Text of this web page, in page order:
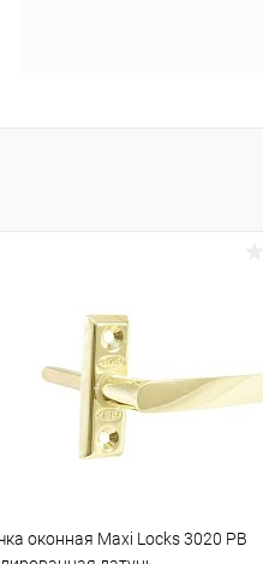
оконная Maxi Locks 3020 PB